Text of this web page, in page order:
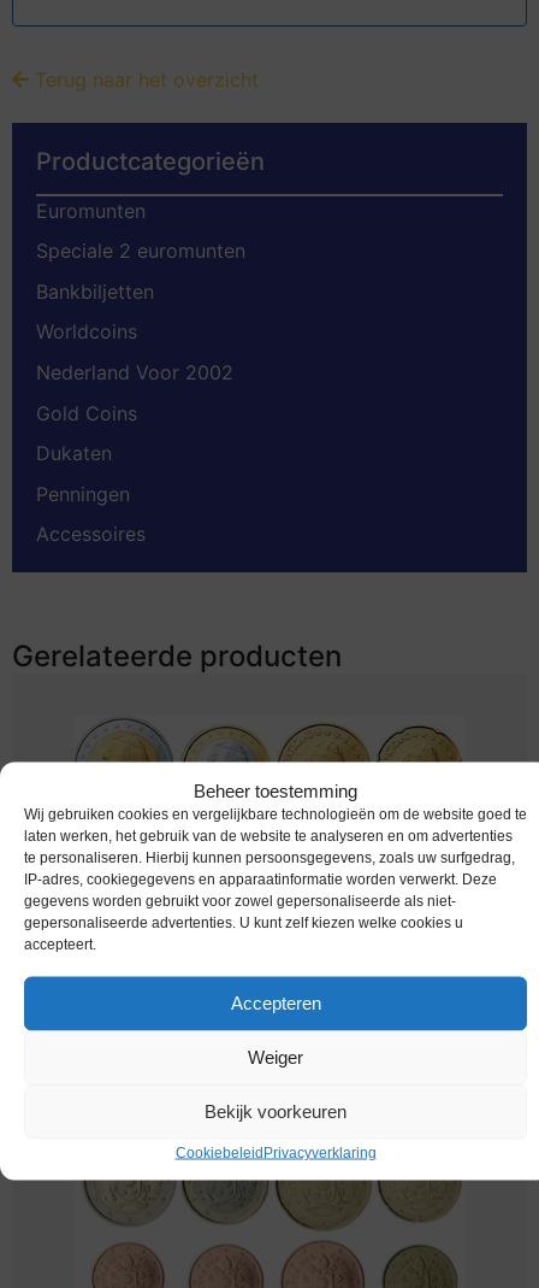
Beheer toestemming
Wij gebruiken cookies en vergelijkbare technologieën om de website goed te
laten werken, het gebruik van de website te analyseren en om advertenties
te personaliseren. Hierbij kunnen persoonsgegevens, zoals uw surfgedrag,
IP-adres, cookiegegevens en apparaatinformatie worden verwerkt. Deze
gegevens worden gebruikt voor zowel gepersonaliseerde als niet-
gepersonaliseerde advertenties. U kunt zelf kiezen welke cookies u
accepteert.
Accepteren
Weiger
Bekijk voorkeuren
CookiebeleidPrivacyverklaring
Terug naar het overzicht
Productcategorieën
Euromunten
Speciale 2 euromunten
Bankbiljetten
Worldcoins
Nederland Voor 2002
Gold Coins
Dukaten
Penningen
Accessoires
Gerelateerde producten
Euromunten / Vaticaan / 2002 / Unc / 8 Munten
€319,95